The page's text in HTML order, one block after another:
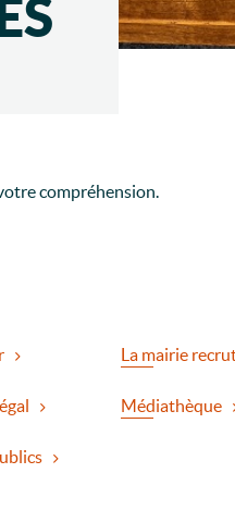
compréhension.
La mairie
Médiathèque